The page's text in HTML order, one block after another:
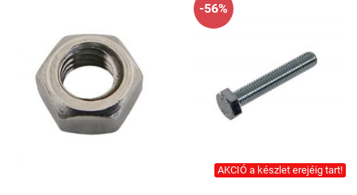
-56%
AKCIÓ a készlet erejéig tart!